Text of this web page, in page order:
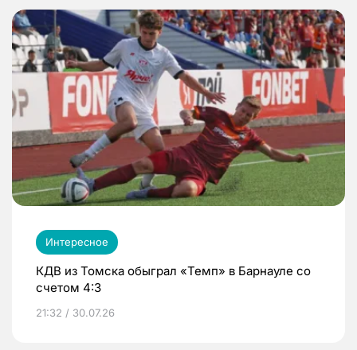
Интересное
КДВ из Томска обыграл «Темп» в Барнауле со
счетом 4:3
21:32 / 30.07.26